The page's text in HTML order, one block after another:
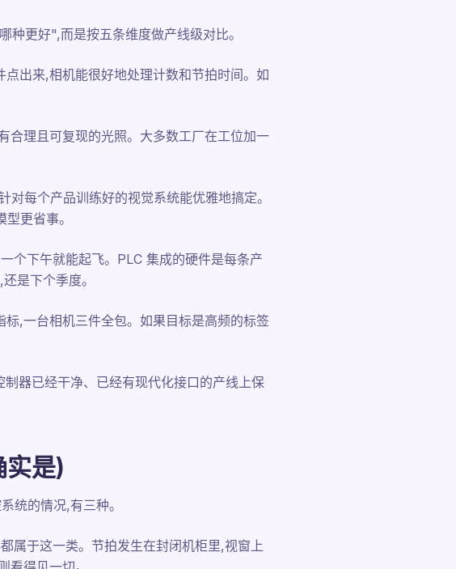
更好",而是按五条维度做产线级对比。
出来,相机能很好地处理计数和节拍时间。如
合理且可复现的光照。大多数工厂在工位加一
每个产品训练好的视觉系统能优雅地搞定。
更省事。
个下午就能起飞。PLC 集成的硬件是每条产
是下个季度。
,一台相机三件全包。如果目标是高频的标签
器已经干净、已经有现代化接口的产线上保
实是)
统的情况,有三种。
属于这一类。节拍发生在封闭机柜里,视窗上